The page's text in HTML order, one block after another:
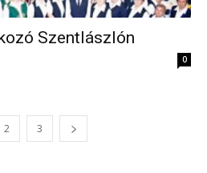
Szentlászlón
0
2 3